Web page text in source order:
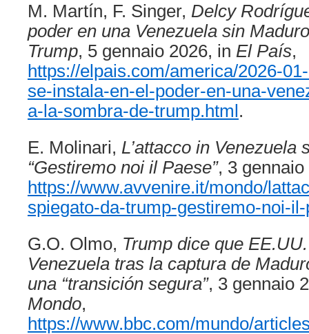
M. Martín, F. Singer, Delcy
poder en una Venezuela sin
Trump, 5 gennaio 2026, in El País,
https://elpais.com/america/2026-
se-instala-en-el-poder-en-una-
a-la-sombra-de-trump.html .
E. Molinari, L’attacco in Venezuela
“Gestiremo noi il Paese”, 3
https://www.avvenire.it/mondo/
spiegato-da-trump-gestiremo-noi-
G.O. Olmo, Trump dice que
Venezuela tras la captura de
una “transición segura”, 3 gennaio
Mondo,
https://www.bbc.com/mundo/